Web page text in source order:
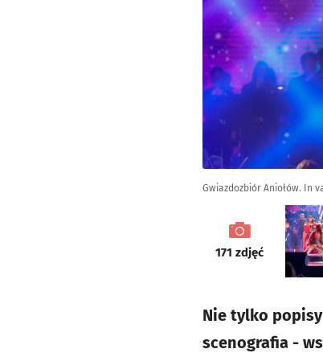
Gwiazdozbiór Aniołów. In
galeria
171 zdjęć
Nie tylko
scenografia -